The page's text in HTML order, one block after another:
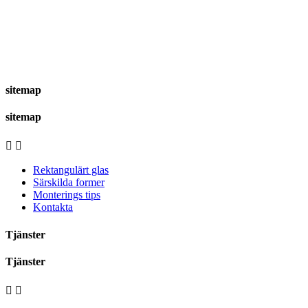
sitemap
sitemap
 
Rektangulärt glas
Särskilda former
Monterings tips
Kontakta
Tjänster
Tjänster
 